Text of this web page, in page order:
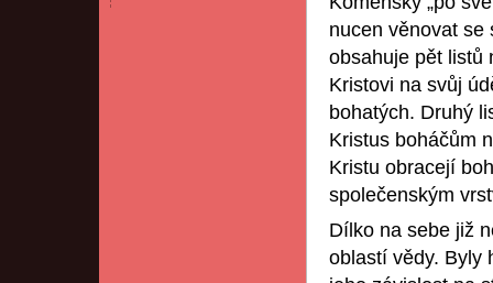
nucen věnovat se
obsahuje pět listů
Kristovi na svůj
bohatých. Druhý
Kristus boháčům
Kristu obracejí
společenským
Dílko na sebe již
oblastí vědy. Byly